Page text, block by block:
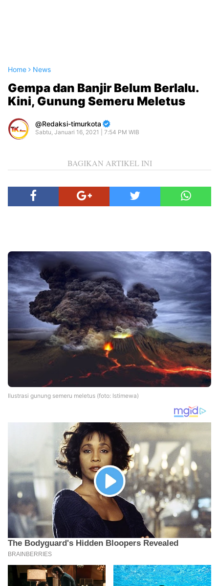
Home News
Gempa dan Banjir Belum Berlalu.
Kini, Gunung Semeru Meletus
Redaksi-timurkota
Sabtu, Januari 16, 2021 | 7:54 PM WIB
BAGIKAN ARTIKEL INI
Ilustrasi gunung semeru meletus (foto: Istimewa)